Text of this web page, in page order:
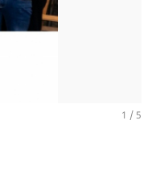
1 / 5